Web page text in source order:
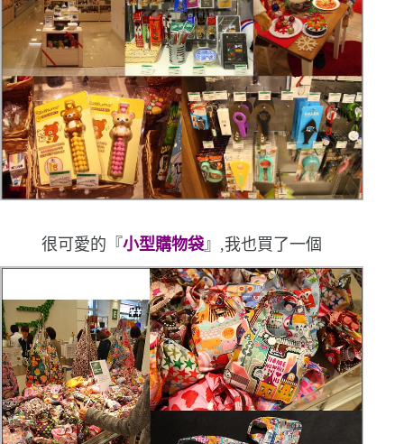
很可愛的『小型購物袋』,我也買了一個